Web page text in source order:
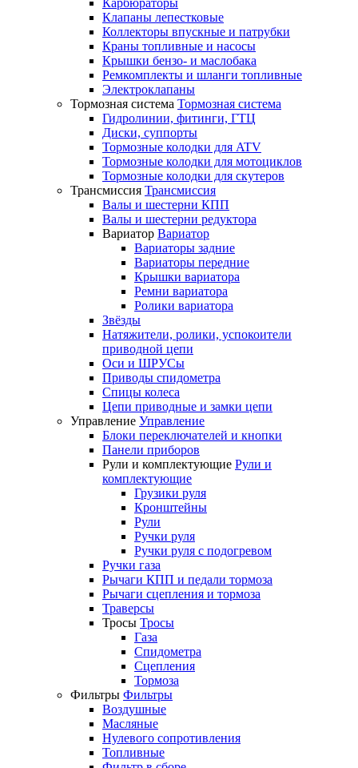
Карбюраторы
Клапаны лепестковые
Коллекторы впускные и патрубки
Краны топливные и насосы
Крышки бензо- и маслобака
Ремкомплекты и шланги топливные
Электроклапаны
Тормозная система Тормозная система
Гидролинии, фитинги, ГТЦ
Диски, суппорты
Тормозные колодки для ATV
Тормозные колодки для мотоциклов
Тормозные колодки для скутеров
Трансмиссия Трансмиссия
Валы и шестерни КПП
Валы и шестерни редуктора
Вариатор Вариатор
Вариаторы задние
Вариаторы передние
Крышки вариатора
Ремни вариатора
Ролики вариатора
Звёзды
Натяжители, ролики, успокоители
приводной цепи
Оси и ШРУСы
Приводы спидометра
Спицы колеса
Цепи приводные и замки цепи
Управление Управление
Блоки переключателей и кнопки
Панели приборов
Рули и комплектующие Рули и
комплектующие
Грузики руля
Кронштейны
Рули
Ручки руля
Ручки руля с подогревом
Ручки газа
Рычаги КПП и педали тормоза
Рычаги сцепления и тормоза
Траверсы
Тросы Тросы
Газа
Спидометра
Сцепления
Тормоза
Фильтры Фильтры
Воздушные
Масляные
Нулевого сопротивления
Топливные